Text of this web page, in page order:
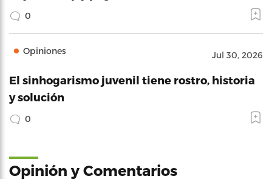
0
Opiniones Jul 30, 2026
El sinhogarismo juvenil tiene rostro, historia
y solución
0
Opinión y Comentarios